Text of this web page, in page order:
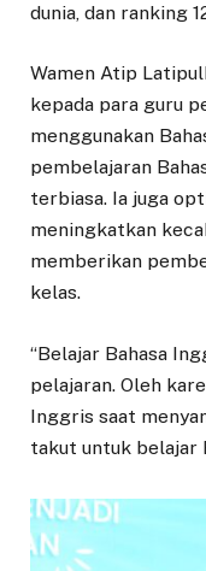
dunia, dan ranking
Wamen Atip
kepada para guru
menggunakan
pembelajaran
terbiasa. Ia juga
meningkatkan
memberikan
kelas.
“Belajar Bahasa
pelajaran. Oleh
Inggris saat
takut untuk belajar